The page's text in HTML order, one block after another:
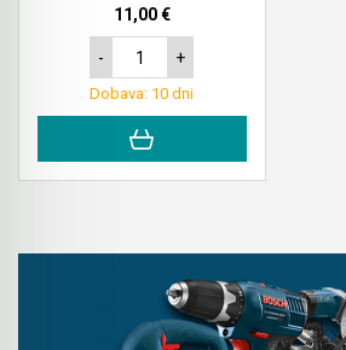
11,00 €
- +
Dobava: 10 dni
Akumulatorska mikrovalovna pečica
Akumulatorski čistilniki